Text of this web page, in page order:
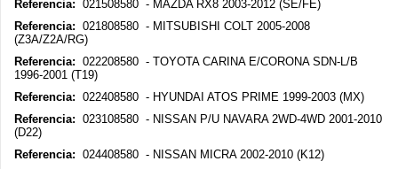
Referencia: 021508580 - MAZDA RX8 2003-2012 (SE/FE)
Referencia: 021808580 - MITSUBISHI COLT 2005-2008
(Z3A/Z2A/RG)
Referencia: 022208580 - TOYOTA CARINA E/CORONA SDN-L/B
1996-2001 (T19)
Referencia: 022408580 - HYUNDAI ATOS PRIME 1999-2003 (MX)
Referencia: 023108580 - NISSAN P/U NAVARA 2WD-4WD 2001-2010
(D22)
Referencia: 024408580 - NISSAN MICRA 2002-2010 (K12)